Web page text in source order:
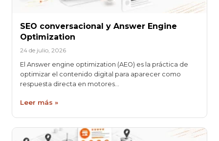
SEO conversacional y Answer Engine
Optimization
24 de julio, 2026
El Answer engine optimization (AEO) es la práctica de
optimizar el contenido digital para aparecer como
respuesta directa en motores…
Leer más »